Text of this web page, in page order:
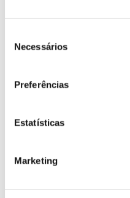
Necessários
Preferências
Estatísticas
Marketing